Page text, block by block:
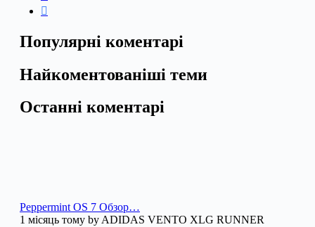
Популярні коментарі
Найкоментованіші теми
Останні коментарі
Peppermint OS 7 Обзор…
1 місяць тому by ADIDAS VENTO XLG RUNNER